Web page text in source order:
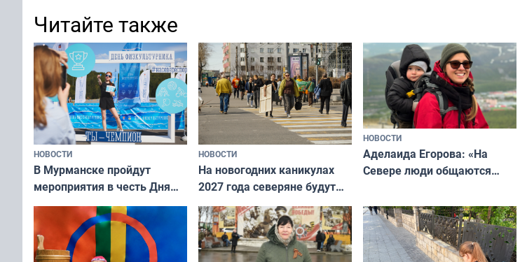
Читайте также
НОВОСТИ
В Мурманске пройдут
мероприятия в честь Дня
физкультурника
НОВОСТИ
На новогодних каникулах
2027 года северяне будут
отдыхать 11 дней
НОВОСТИ
Аделаида Егорова: «На
Севере люди общаются
а потому что
ты им интересен»